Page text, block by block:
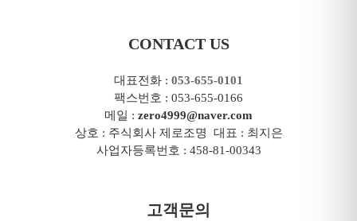
CONTACT US
대표전화 : 053-655-0101
팩스번호 : 053-655-0166
메일 : zero4999@naver.com
상호 : 주식회사 제로조명 대표 : 최지은
사업자등록번호 : 458-81-00343
고객문의